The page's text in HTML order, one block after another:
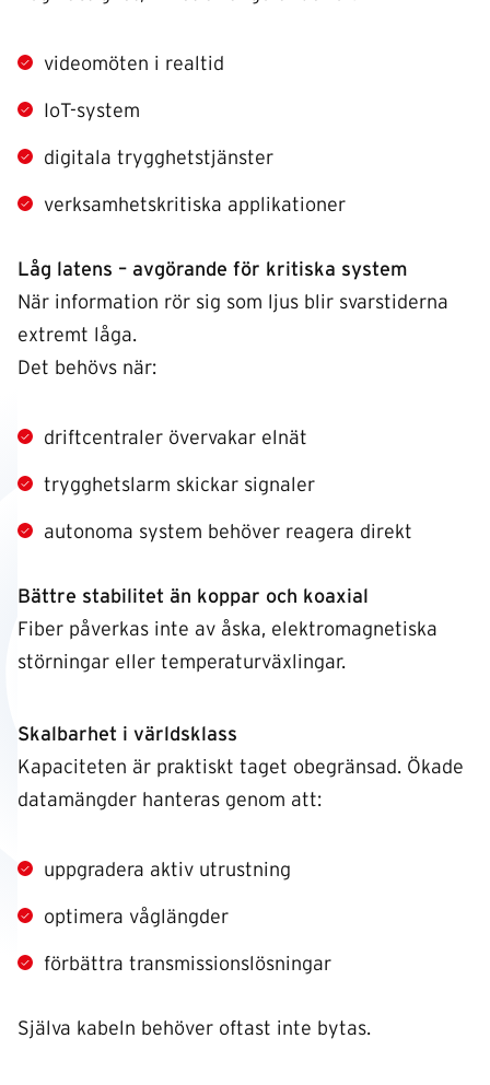
videomöten i realtid
IoT-system
digitala trygghetstjänster
verksamhetskritiska applikationer
Låg latens – avgörande för kritiska system
När information rör sig som ljus blir svarstiderna
extremt låga.
Det behövs när:
driftcentraler övervakar elnät
trygghetslarm skickar signaler
autonoma system behöver reagera direkt
Bättre stabilitet än koppar och koaxial
Fiber påverkas inte av åska, elektromagnetiska
störningar eller temperaturväxlingar.
Skalbarhet i världsklass
Kapaciteten är praktiskt taget obegränsad. Ökade
datamängder hanteras genom att:
uppgradera aktiv utrustning
optimera våglängder
förbättra transmissionslösningar
Själva kabeln behöver oftast inte bytas.